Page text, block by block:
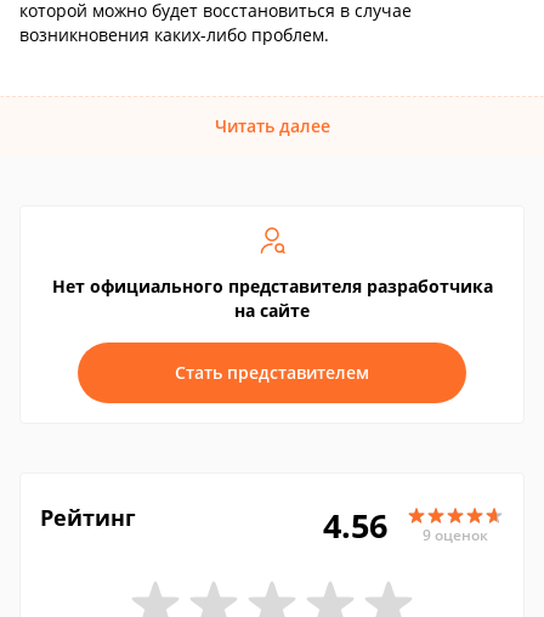
которой можно будет восстановиться в случае
возникновения каких-либо проблем.
Читать далее
Нет официального представителя разработчика
на сайте
Стать представителем
Рейтинг 4.56 9 оценок